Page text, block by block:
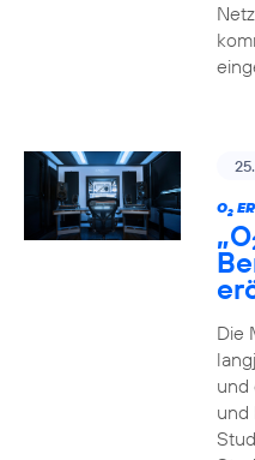
O2
„O
Die
und
und